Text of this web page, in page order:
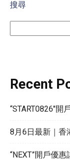
搜尋
Recent
“START0826″開
8月6日最新｜香
“NEXT”開戶優惠